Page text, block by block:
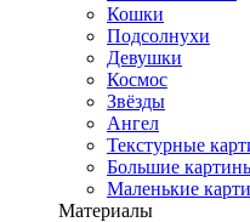
Кошки
Подсолнухи
Девушки
Космос
Звёзды
Ангел
Текстурные
Большие
Маленькие
Материалы